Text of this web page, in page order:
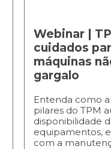
Webinar |
cuidados
máquinas
gargalo
Entenda como
pilares do TPM
disponibilidade
equipamentos,
com a